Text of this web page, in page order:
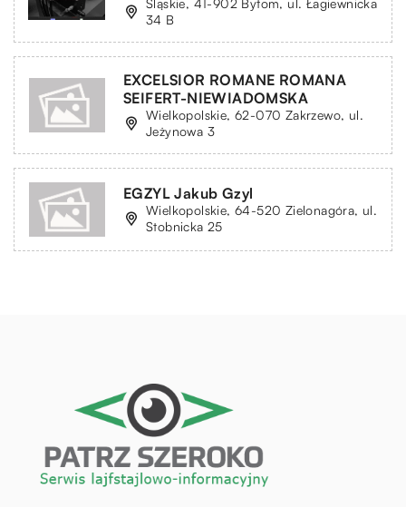
34 B
EXCELSIOR ROMANE ROMANA
SEIFERT-NIEWIADOMSKA
Wielkopolskie, 62-070 Zakrzewo, ul.
Jeżynowa 3
EGZYL Jakub Gzyl
Wielkopolskie, 64-520 Zielonagóra, ul.
Stobnicka 25